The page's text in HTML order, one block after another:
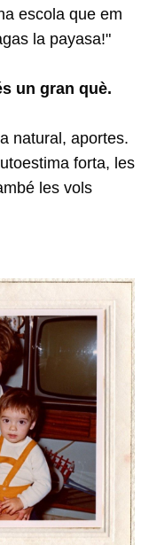
escola que em
la payasa!"
un gran què.
natural, aportes.
forta, les
les vols